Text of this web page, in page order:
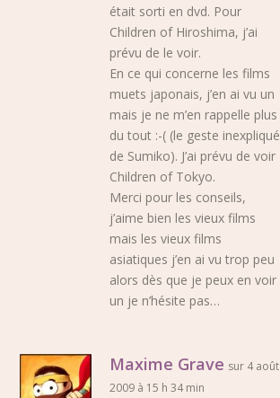
était sorti en dvd. Pour
Children of Hiroshima, j’ai
prévu de le voir.
En ce qui concerne les films
muets japonais, j’en ai vu un
mais je ne m’en rappelle plus
du tout :-( (le geste inexpliqué
de Sumiko). J’ai prévu de voir
Children of Tokyo.
Merci pour les conseils,
j’aime bien les vieux films
mais les vieux films
asiatiques j’en ai vu trop peu
alors dès que je peux en voir
un je n’hésite pas…
Maxime Grave sur 4 août
2009 à 15 h 34 min